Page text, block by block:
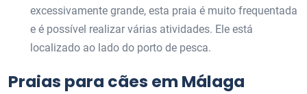
excessivamente grande, esta praia é muito frequentada
e é possível realizar várias atividades. Ele está
localizado ao lado do porto de pesca.
Praias para cães em Málaga